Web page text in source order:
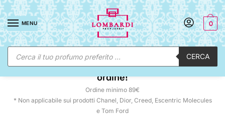
Skip
to
navigation
Skip
to
content
MENU
Ricerca
prodotti CERCA
0
☀️ SUNNY DAYS:-12% automatico sul tuo
ordine!
Ordine minimo 89€
* Non applicabile sui prodotti Chanel, Dior, Creed, Escentric Molecules
e Tom Ford